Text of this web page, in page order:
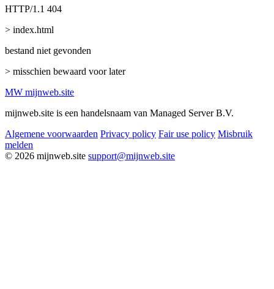
HTTP/1.1 404
> index.html
bestand niet gevonden
> misschien bewaard voor later
MW mijnweb.site
mijnweb.site is een handelsnaam van Managed Server B.V.
Algemene voorwaarden Privacy policy Fair use policy Misbruik
melden
© 2026 mijnweb.site support@mijnweb.site